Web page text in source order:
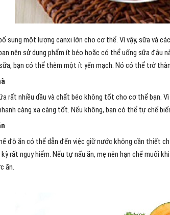
sung một lượng canxi lớn cho cơ thể. Vì vậy, sữa và
nên sử dụng phẩm ít béo hoặc có thể uống sữa đậu
bạn có thể thêm một ít yến mạch. Nó có thể trở
rất nhiều dầu và chất béo không tốt cho cơ thể bạn.
càng xa càng tốt. Nếu không, bạn có thể tự chế
độ ăn có thể dẫn đến việc giữ nước không cần thiết
rất nguy hiểm. Nếu tự nấu ăn, mẹ nên hạn chế muối
ăn.